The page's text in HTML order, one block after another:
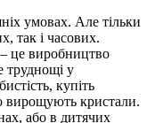
умовах. Але тільки
так і часових.
це виробництво
труднощі у
купіть
вирощують кристали.
або в дитячих